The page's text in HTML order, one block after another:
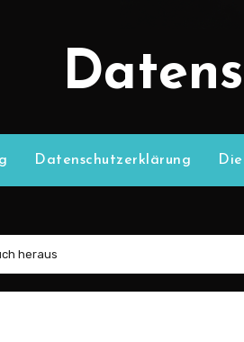
Datenschutzerklärung
heraus